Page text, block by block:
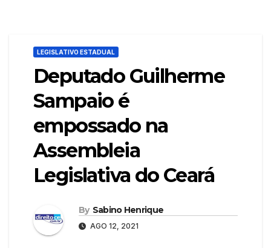
LEGISLATIVO ESTADUAL
Deputado Guilherme
Sampaio é
empossado na
Assembleia
Legislativa do Ceará
By Sabino Henrique
AGO 12, 2021